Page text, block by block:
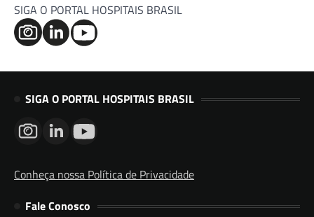
SIGA O PORTAL HOSPITAIS BRASIL
SIGA O PORTAL HOSPITAIS BRASIL
Conheça nossa Política de Privacidade
Fale Conosco